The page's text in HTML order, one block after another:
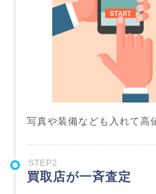
写真や装備なども入れて高
STEP2
買取店が一斉査定